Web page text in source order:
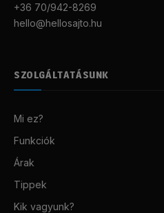
+36 70/942-8269
hello@hellosajto.hu
SZOLGÁLTATÁSUNK
Mi ez?
Funkciók
Árak
Tippek
Kik vagyunk?